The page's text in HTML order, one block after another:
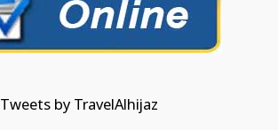
Tweets by TravelAlhijaz